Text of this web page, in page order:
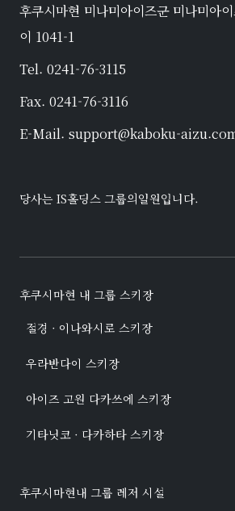
후쿠시마현 미나미아이즈군 미나미아
이 1041-1
Tel. 0241-76-3115
Fax. 0241-76-3116
E-Mail. support@kaboku-
당사는 IS홀딩스그룹의일원입니다.
후쿠시마현 내 그룹 스키장
절경 · 이나와시로 스키장
우라반다이 스키장
아이즈 고원 다카쓰에 스키장
기타닛코 · 다카하타 스키장
후쿠시마현내 그룹 레저 시설